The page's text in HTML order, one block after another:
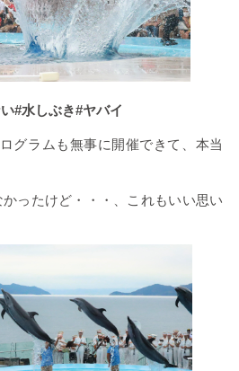
#水しぶき#ヤバイ
グラムも無事に開催できて、本当
ったけど・・・、これもいい思い